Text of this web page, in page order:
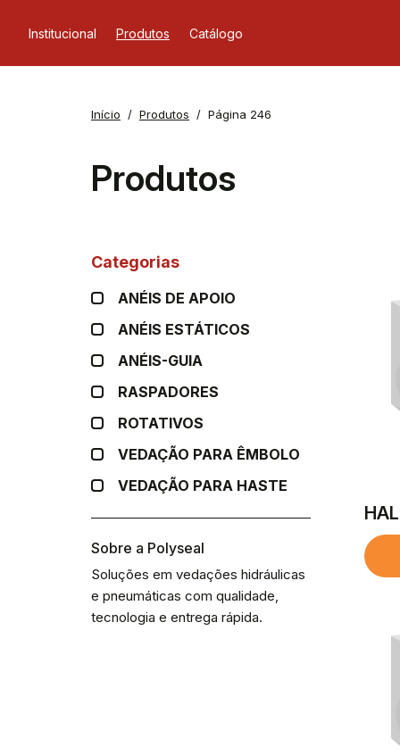
Institucional Produtos Catálogo
Início Produtos Página 246
Produtos
Categorias
ANÉIS DE APOIO
ANÉIS ESTÁTICOS
ANÉIS-GUIA
RASPADORES
ROTATIVOS
VEDAÇÃO PARA ÊMBOLO
VEDAÇÃO PARA HASTE
Sobre a Polyseal
Soluções em vedações hidráulicas
e pneumáticas com qualidade,
tecnologia e entrega rápida.